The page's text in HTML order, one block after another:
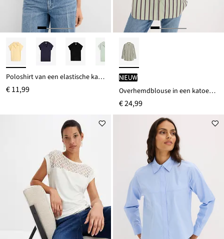
Poloshirt van een elastische katoenmix
€ 11,99
Nieuw
Overhemdblouse in een katoenmix
€ 24,99